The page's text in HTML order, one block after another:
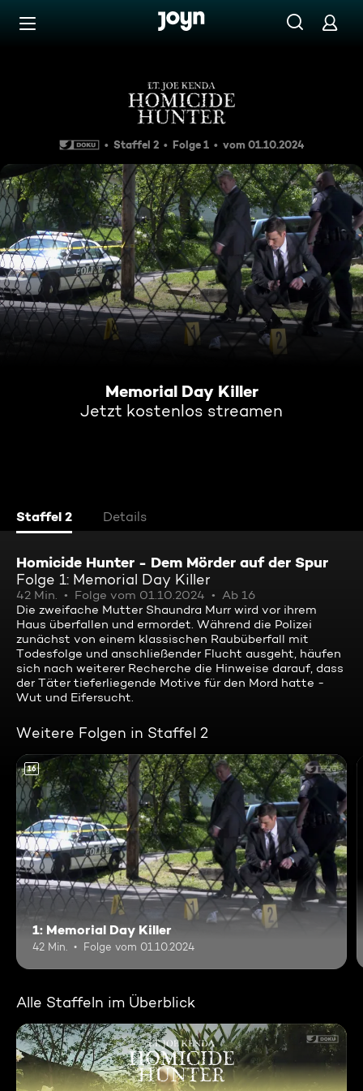
Zum Inhalt springen
Memorial Day Killer
Staffel 2 Folge 1 vom 01.10.2024
Memorial Day Killer
Jetzt kostenlos streamen
Staffel 2 Details
Homicide Hunter - Dem Mörder auf der Spur
Folge 1: Memorial Day Killer
42 Min. Folge vom 01.10.2024
Ab 16
Die zweifache Mutter Shaundra Murr wird vor ihrem
Haus überfallen und ermordet. Während die Polizei
zunächst von einem klassischen Raubüberfall mit
Todesfolge und anschließender Flucht ausgeht, häufen
sich nach weiterer Recherche die Hinweise darauf, dass
der Täter tieferliegende Motive für den Mord hatte -
Wut und Eifersucht.
Weitere Folgen in Staffel 2
16
1: Memorial Day Killer
42 Min. Folge vom 01.10.2024
Alle Staffeln im Überblick